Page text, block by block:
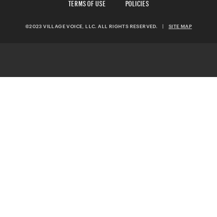
TERMS OF USE POLICIES
©2023 VILLAGE VOICE, LLC. ALL RIGHTS RESERVED. SITE MAP